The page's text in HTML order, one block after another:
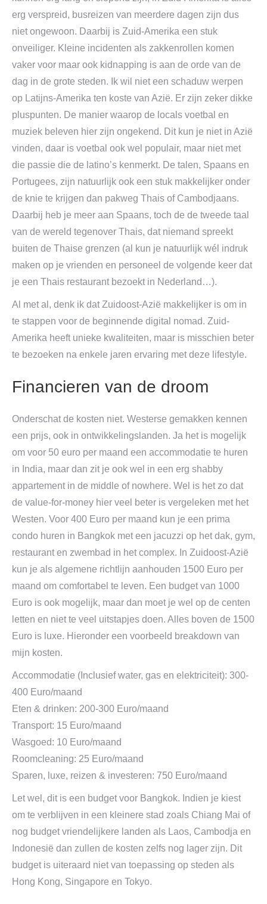
erg verspreid, busreizen van meerdere dagen zijn dus
niet ongewoon. Daarbij is Zuid-Amerika een stuk
onveiliger. Kleine incidenten als zakkenrollen komen
vaker voor maar ook kidnapping is aan de orde van de
dag in de grote steden. Ik wil niet een schaduw werpen
op Latijns-Amerika ten koste van Azië. Er zijn zeker dikke
pluspunten. De manier waarop de locals voetbal en
muziek beleven hier zijn ongekend. Dit kun je niet in Azië
vinden, daar is voetbal ook wel populair, maar niet met
die passie die de latino’s kenmerkt. De talen, Spaans en
Portugees, zijn natuurlijk ook een stuk makkelijker onder
de knie te krijgen dan pakweg Thais of Cambodjaans.
Daarbij heb je meer aan Spaans, toch de de tweede taal
van de wereld tegenover Thais, dat niemand spreekt
buiten de Thaise grenzen (al kun je natuurlijk wél indruk
maken op je vrienden en personeel de volgende keer dat
je een Thais restaurant bezoekt in Nederland…).
Al met al, denk ik dat Zuidoost-Azië makkelijker is om in
te stappen voor de beginnende digital nomad. Zuid-
Amerika heeft unieke kwaliteiten, maar is misschien beter
te bezoeken na enkele jaren ervaring met deze lifestyle.
Financieren van de droom
Onderschat de kosten niet. Westerse gemakken kennen
een prijs, ook in ontwikkelingslanden. Ja het is mogelijk
om voor 50 euro per maand een accommodatie te huren
in India, maar dan zit je ook wel in een erg shabby
appartement in de middle of nowhere. Wel is het zo dat
de value-for-money hier veel beter is vergeleken met het
Westen. Voor 400 Euro per maand kun je een prima
condo huren in Bangkok met een jacuzzi op het dak, gym,
restaurant en zwembad in het complex. In Zuidoost-Azië
kun je als algemene richtlijn aanhouden 1500 Euro per
maand om comfortabel te leven. Een budget van 1000
Euro is ook mogelijk, maar dan moet je wel op de centen
letten en niet te veel uitstapjes doen. Alles boven de 1500
Euro is luxe. Hieronder een voorbeeld breakdown van
mijn kosten.
Accommodatie (Inclusief water, gas en elektriciteit): 300-
400 Euro/maand
Eten & drinken: 200-300 Euro/maand
Transport: 15 Euro/maand
Wasgoed: 10 Euro/maand
Roomcleaning: 25 Euro/maand
Sparen, luxe, reizen & investeren: 750 Euro/maand
Let wel, dit is een budget voor Bangkok. Indien je kiest
om te verblijven in een kleinere stad zoals Chiang Mai of
nog budget vriendelijkere landen als Laos, Cambodja en
Indonesië dan zullen de kosten zelfs nog lager zijn. Dit
budget is uiteraard niet van toepassing op steden als
Hong Kong, Singapore en Tokyo.